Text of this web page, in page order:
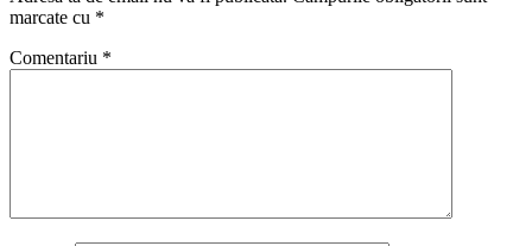
marcate cu *
Comentariu *